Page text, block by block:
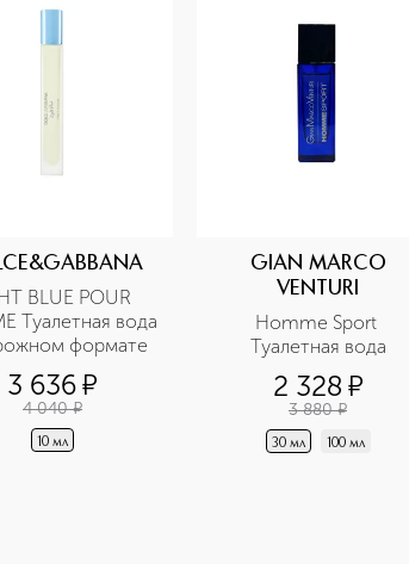
BLUE POUR
Туалетная вода
формате
3 636¤
4 040 ¤
10 мл
GIAN MARCO
VENTURI
Homme Sport
Туалетная вода
2 328 ¤
3 880 ¤
30 мл 100 мл